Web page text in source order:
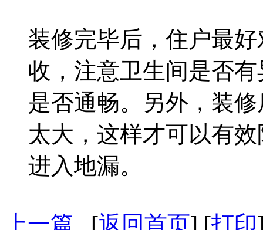
装修完毕后，住户最
收，注意卫生间是否
是否通畅。另外，装
太大，这样才可以有
进入地漏。
上一篇 [返回首页] [打印